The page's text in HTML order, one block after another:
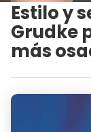
Estilo y
Grudke
más